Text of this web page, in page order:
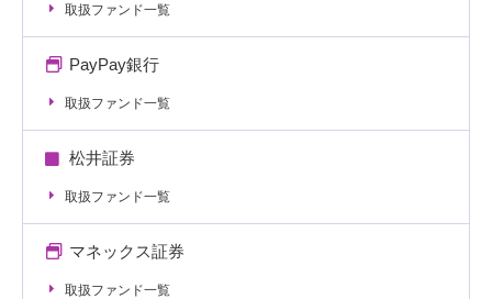
取扱ファンド一覧
PayPay銀行
取扱ファンド一覧
松井証券
取扱ファンド一覧
マネックス証券
取扱ファンド一覧